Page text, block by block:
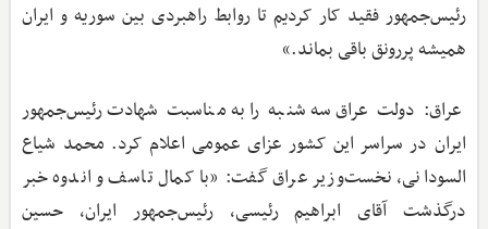
رئیس‌جمهور فقید کار کردیم تا روابط راهبردی بین سوریه و ایران
همیشه پررونق باقی بماند.»
عراق: دولت عراق سه‌شنبه را به مناسبت شهادت رئیس‌جمهور
ایران در سراسر این کشور عزای عمومی اعلام کرد. محمد شیاع
السودانی، نخست‌وزیر عراق گفت: «با کمال تاسف و اندوه خبر
درگذشت آقای ابراهیم رئیسی، رئیس‌جمهور ایران، حسین